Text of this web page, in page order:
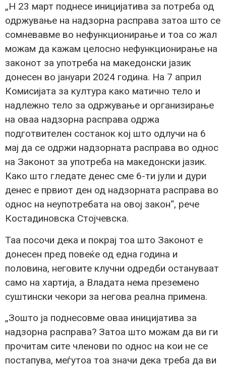
„Н 23 март поднесе иницијатива за потреба од
одржување на надзорна расправа затоа што се
сомневавме во нефункционирање и тоа со жал
можам да кажам целосно нефункционирање на
законот за употреба на македонски јазик
донесен во јануари 2024 година. На 7 април
Комисијата за култура како матично тело и
надлежно тело за одржување и организирање
на оваа надзорна расправа одржа
подготвителен состанок кој што одлучи на 6
мај да се одржи надзорната расправа во однос
на Законот за употреба на македонски јазик.
Како што гледате денес сме 6-ти јули и дури
денес е првиот ден од надзорната расправа во
однос на неупотребата на овој закон“, рече
Костадиновска Стојчевска.
Таа посочи дека и покрај тоа што Законот е
донесен пред повеќе од една година и
половина, неговите клучни одредби остануваат
само на хартија, а Владата нема преземено
суштински чекори за негова реална примена.
„Зошто ја поднесовме оваа иницијатива за
надзорна расправа? Затоа што можам да ви ги
прочитам сите членови по однос на кои не се
постапува, меѓутоа тоа значи дека треба да ви